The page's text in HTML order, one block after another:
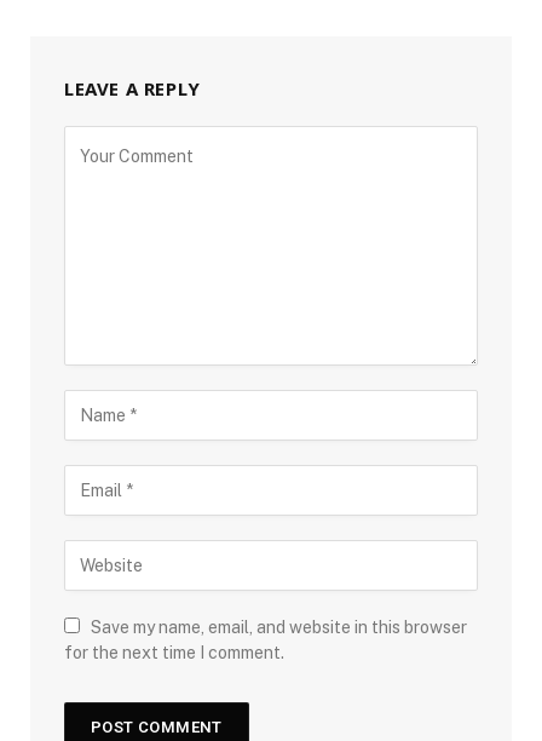
LEAVE A REPLY
Save my name, email, and website in this browser
for the next time I comment.